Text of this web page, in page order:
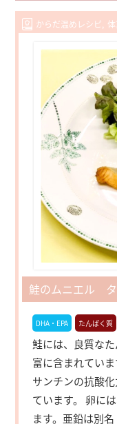
からだ温めレシピ
鮭のムニエル タ
DHA・EPA たんぱく質
鮭には、良質な
富に含まれてい
サンチンの抗酸
ています。 卵に
ます。亜鉛は別